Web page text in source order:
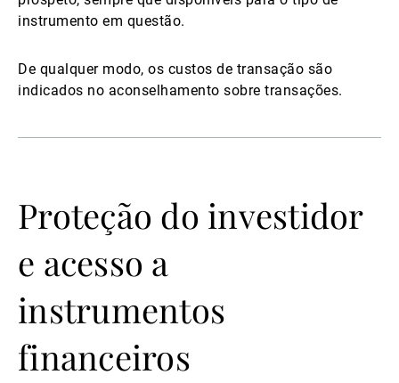
instrumento em questão.
De qualquer modo, os custos de transação são
indicados no aconselhamento sobre transações.
Proteção do investidor
e acesso a
instrumentos
financeiros